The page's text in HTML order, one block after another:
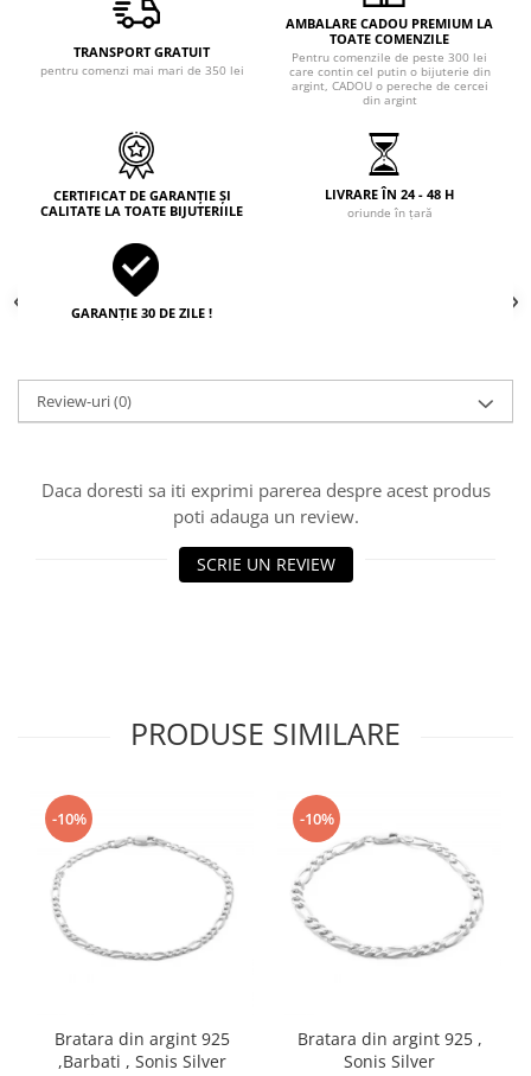
TRANSPORT GRATUIT
pentru comenzi mai mari de 350 lei
AMBALARE CADOU PREMIUM LA
TOATE COMENZILE
Pentru comenzile de peste 300 lei
care contin cel putin o bijuterie din
argint, CADOU o pereche de cercei
din argint
CERTIFICAT DE GARANȚIE ȘI
CALITATE LA TOATE BIJUTERIILE
LIVRARE ÎN 24 - 48 H
oriunde în țară
GARANȚIE 30 DE ZILE !
Review-uri(0)
Daca doresti sa iti exprimi parerea despre acest produs
poti adauga un review.
SCRIE UN REVIEW
PRODUSE SIMILARE
-10%
Bratara din argint 925
,Barbati , Sonis Silver
-10%
Bratara din argint 925 ,
Sonis Silver